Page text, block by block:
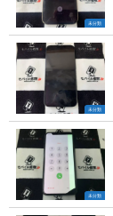
未分類
未分類
未分類